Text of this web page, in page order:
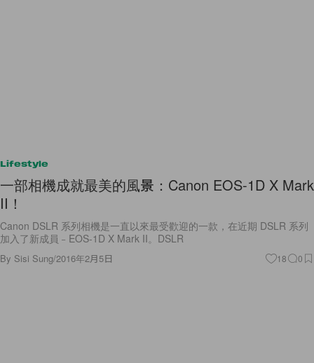
Lifestyle
一部相機成就最美的風景：Canon EOS-1D X Mark
II！
Canon DSLR 系列相機是一直以來最受歡迎的一款，在近期 DSLR 系列
加入了新成員﹣EOS-1D X Mark II。DSLR
By Sisi Sung/2016年2月5日 18 0